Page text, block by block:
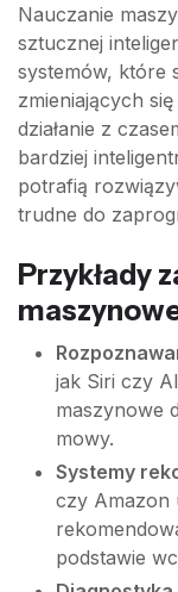
Nauczanie
sztucznej
systemów, które
zmieniających
działanie z
bardziej
potrafią
trudne do
Przykłady
jak Siri czy
maszynowe
mowy.
Systemy
czy Amazon
podstawie